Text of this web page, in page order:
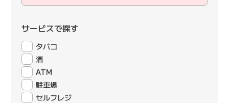
サービスで探す
タバコ
酒
ATM
駐車場
セルフレジ